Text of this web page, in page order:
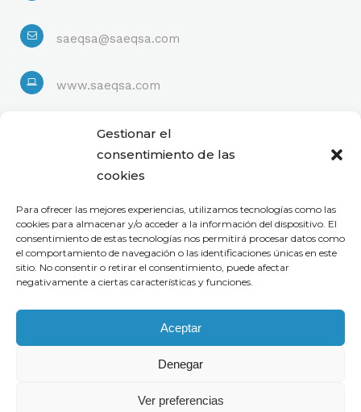
Gestionar el
consentimiento de las
cookies
Para ofrecer las mejores experiencias, utilizamos tecnologías como las
cookies para almacenar y/o acceder a la información del dispositivo. El
consentimiento de estas tecnologías nos permitirá procesar datos como
el comportamiento de navegación o las identificaciones únicas en este
sitio. No consentir o retirar el consentimiento, puede afectar
negativamente a ciertas características y funciones.
Aceptar
Denegar
Ver preferencias
saeqsa@saeqsa.com
www.saeqsa.com
Linkedin